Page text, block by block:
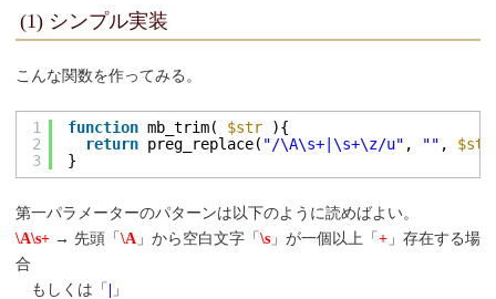
(1) シンプル実装
こんな関数を作ってみる。
1
2
3
function mb_trim( $str
){
return preg_replace( "/\A\s+|\s+\z/u" , "" , $str
}
第一パラメーターのパターンは以下のように読めばよい。
\A\s+ → 先頭「 \A 」から空白文字「 \s 」が一個以上「 + 」存在する場
合
もしくは「
」